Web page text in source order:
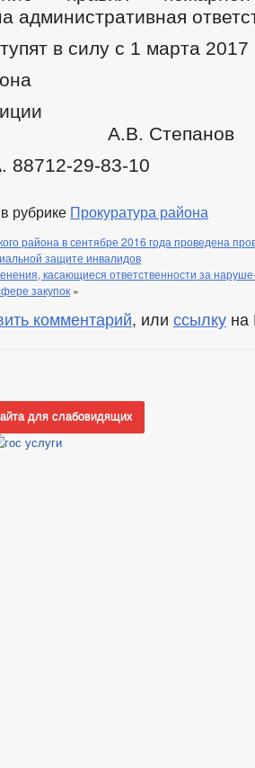
административная
в силу с 1 марта 2017
29-83-10
рубрике Прокуратура района
района в сентябре 2016 года проведена
защите инвалидов
касающиеся ответственности за
закупок »
комментарий, или ссылку на
для слабовидящих